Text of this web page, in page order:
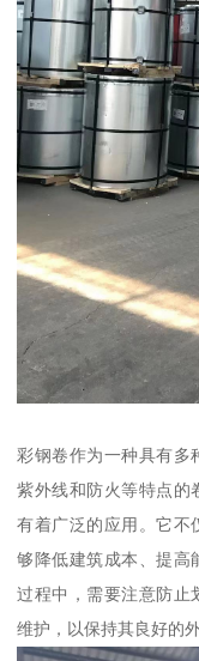
彩钢卷作为一种具有多
紫外线和防火等特点的
有着广泛的应用。它不
够降低建筑成本、提高
过程中，需要注意防止
维护，以保持其良好的